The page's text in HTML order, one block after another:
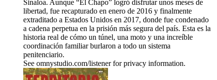
Sinaloa. Aunque “El Chapo” logró disfrutar unos meses de
libertad, fue recapturado en enero de 2016 y finalmente
extraditado a Estados Unidos en 2017, donde fue condenado
a cadena perpetua en la prisión más segura del país. Esta es la
historia real de cómo un túnel, una moto y una increíble
coordinación familiar burlaron a todo un sistema
penitenciario.
See omnystudio.com/listener for privacy information.